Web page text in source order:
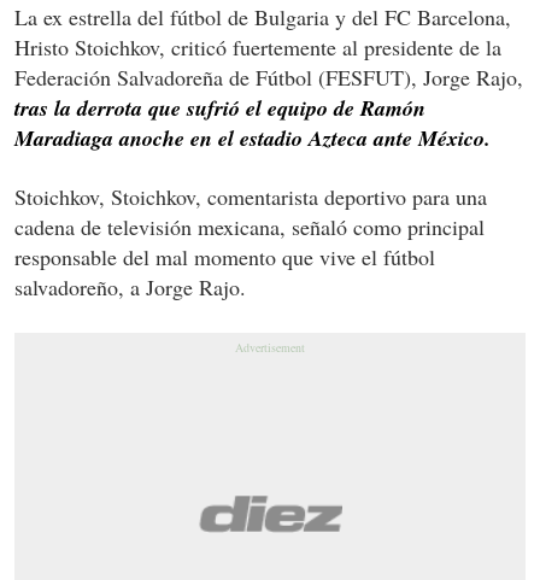
La ex estrella del fútbol de Bulgaria y del FC Barcelona,
Hristo Stoichkov, criticó fuertemente al presidente de la
Federación Salvadoreña de Fútbol (FESFUT), Jorge Rajo,
tras la derrota que sufrió el equipo de Ramón
Maradiaga anoche en el estadio Azteca ante México.
Stoichkov, Stoichkov, comentarista deportivo para una
cadena de televisión mexicana, señaló como principal
responsable del mal momento que vive el fútbol
salvadoreño, a Jorge Rajo.